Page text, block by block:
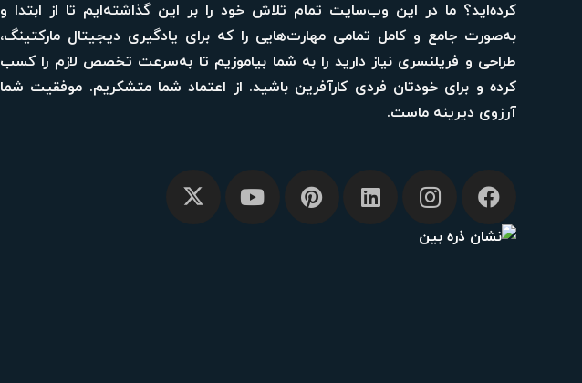
کرده‌اید؟ ما در این وب‌سایت تمام تلاش خود را بر این گذاشته‌ایم تا از ابتدا و
به‌صورت جامع و کامل تمامی مهارت‌هایی را که برای یادگیری دیجیتال مارکتینگ،
طراحی و فریلنسری نیاز دارید را به شما بیاموزیم تا به‌سرعت تخصص لازم را کسب
کرده و برای خودتان فردی کارآفرین باشید. از اعتماد شما متشکریم. موفقیت شما
آرزوی دیرینه ماست.